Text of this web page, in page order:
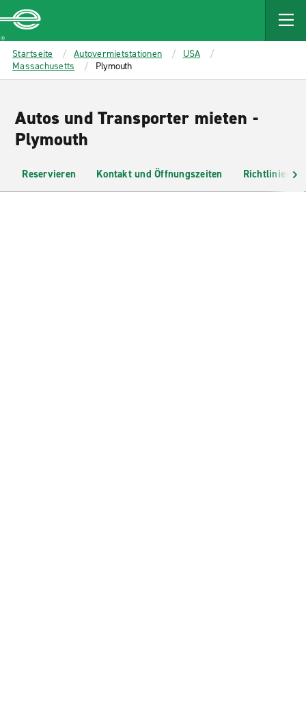
MAIN
CONTENT
Enterprise
Startseite Autovermietstationen
USA
Massachusetts
Plymouth
Autos und Transporter mieten -
Plymouth
Reservieren Kontakt und Öffnungszeiten Richtlinien